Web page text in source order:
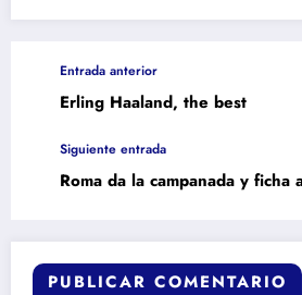
Entrada anterior
Erling Haaland, the best
Siguiente entrada
Roma da la campanada y ficha
PUBLICAR COMENTARIO